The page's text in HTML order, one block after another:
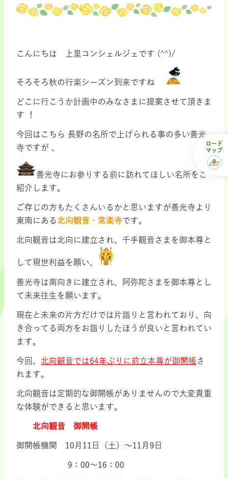
こんにちは 上里コンシェルジェです (^^)/
そろそろ秋の行楽シーズン到来ですね
どこに行こうか計画中のみなさまに提案させて頂きま
す ！
今回はこちら 長野の名所で上げられる事の多い善光
寺ですが 、
善光寺にお参りする前に訪れてほしい名所をご
紹介します。
ご存じの方もたくさんいるかと思いますが善光寺より
東南にある 北向観音・常楽寺です。
北向観音は北向に建立され、千手観音さまを御本尊と
して現世利益を願い、
善光寺は南向きに建立され、阿弥陀さまを御本尊とし
て未来往生を願います。
現在と未来の片方だけでは片詣りと言われており、向
き合ってる両方をお詣りしたほうが良いと言われてい
ます。
今回、 北向観音では64年ぶりに前立本尊が御開帳さ
れます。
北向観音は定期的な御開帳がありませんので大変貴重
な体験ができると思います。
北向観音 御開帳
御開帳機関 10月11日（土）～11月9日
9：00～16：00
ロード
マップ